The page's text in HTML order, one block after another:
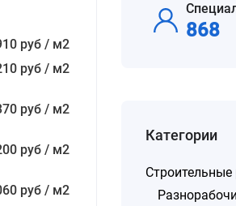
руб / м2
руб / м2
руб / м2
руб / м2
руб / м2
868
Категории